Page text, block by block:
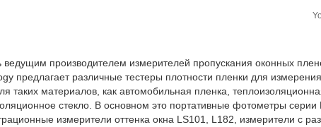
ведущим производителем измерителей пропускания оконных
предлагает различные тестеры плотности пленки для
таких материалов, как автомобильная пленка,
стекло. В основном это портативные фотометры
измерители оттенка окна LS101, L182, измерители с